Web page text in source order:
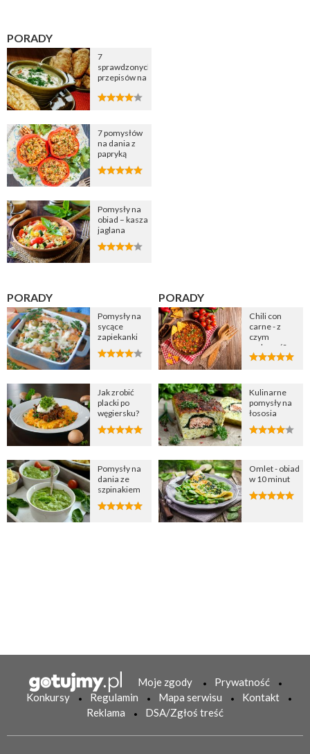
PORADY
7
sprawdzonych
przepisów na
cebulową
7 pomysłów
na dania z
papryką
Pomysły na
obiad – kasza
jaglana
PORADY
Pomysły na
sycące
zapiekanki
Jak zrobić
placki po
węgiersku?
Pomysły na
dania ze
szpinakiem
PORADY
Chili con
carne - z
czym
podawać?
Kulinarne
pomysły na
łososia
Omlet - obiad
w 10 minut
Moje zgody
Prywatność
Konkursy
Regulamin Mapa serwisu
Kontakt
Reklama
DSA/Zgłoś treść